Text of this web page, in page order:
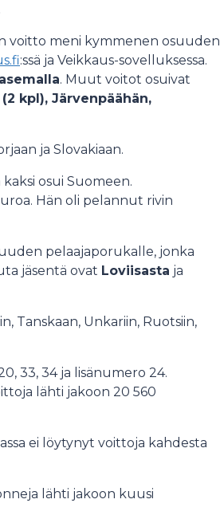
voitto meni kymmenen osuuden
:ssä ja Veikkaus-sovelluksessa.
. Muut voitot osuivat
kpl), Järvenpäähän,
ja Slovakiaan.
osui Suomeen.
Hän oli pelannut rivin
pelaajaporukalle, jonka
jäsentä ovat Loviisasta ja
Tanskaan, Unkariin, Ruotsiin,
33, 34 ja lisänumero 24.
lähti jakoon 20 560
ei löytynyt voittoja kahdesta
lähti jakoon kuusi